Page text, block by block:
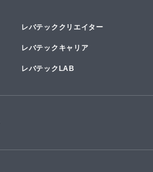
レバテッククリエイター
レバテックキャリア
レバテックLAB